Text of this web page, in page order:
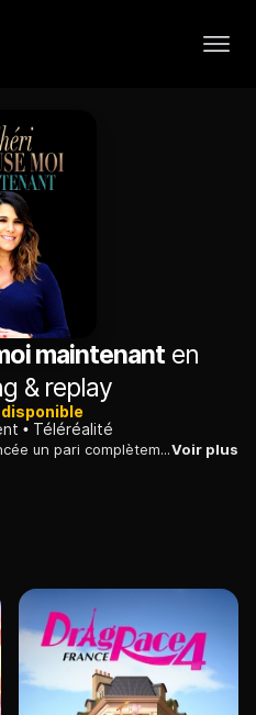
maintenanten
& replay
Téléréalité
Une femme amoureuse s’est lancée un pari complètement fou qui changera sa vie à tout jamais. Lassée d’attendre que son compagnon la demande en mariage, elle va organiser ce grand jour en secret de tous.Voir plus